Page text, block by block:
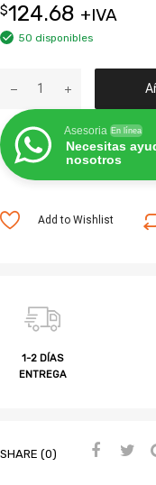
$124.68 +IVA
50 disponibles
Asesoria En línea
Necesitas
nosotros
Add to Wishlist
1-2 DÍAS
ENTREGA
SHARE (0)